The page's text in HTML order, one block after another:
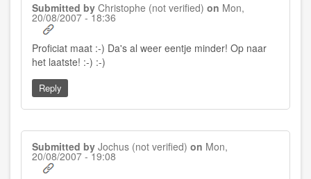
Submitted by Christophe (not verified) on Mon,
20/08/2007 - 18:36
Proficiat maat :-) Da's al weer eentje minder! Op naar
het laatste! :-) :-)
Reply
Submitted by Jochus (not verified) on Mon,
20/08/2007 - 19:08